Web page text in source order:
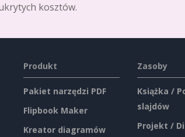
kosztów.
Produkt
Pakiet narzędzi PDF
Flipbook Maker
Kreator diagramów
Zasoby
Książka /
slajdów
Projekt /